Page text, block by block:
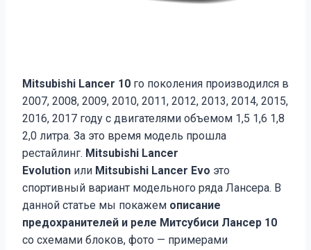
Mitsubishi Lancer 10 го поколения производился в
2007, 2008, 2009, 2010, 2011, 2012, 2013, 2014, 2015,
2016, 2017 году с двигателями объемом 1,5 1,6 1,8
2,0 литра. За это время модель прошла
рестайлинг. Mitsubishi Lancer
Evolution или Mitsubishi Lancer Evo это
спортивный вариант модельного ряда Лансера. В
данной статье мы покажем описание
предохранителей и реле Митсубиси Лансер 10
со схемами блоков, фото — примерами